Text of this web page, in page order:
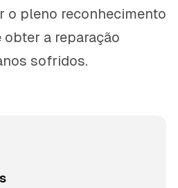
o pleno reconhecimento
a reparação
sofridos.